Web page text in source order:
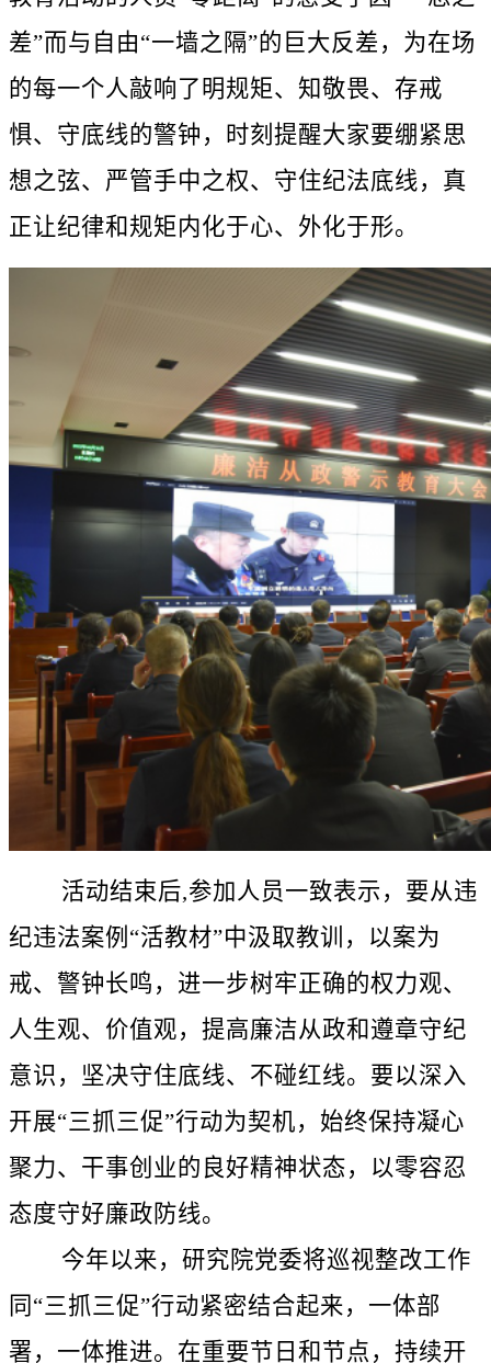
差”而与自由“一墙之隔”的巨大反差，为在场
的每一个人敲响了明规矩、知敬畏、存戒
惧、守底线的警钟，时刻提醒大家要绷紧思
想之弦、严管手中之权、守住纪法底线，真
正让纪律和规矩内化于心、外化于形。
活动结束后,参加人员一致表示，要从违
纪违法案例“活教材”中汲取教训，以案为
戒、警钟长鸣，进一步树牢正确的权力观、
人生观、价值观，提高廉洁从政和遵章守纪
意识，坚决守住底线、不碰红线。要以深入
开展“三抓三促”行动为契机，始终保持凝心
聚力、干事创业的良好精神状态，以零容忍
态度守好廉政防线。
今年以来，研究院党委将巡视整改工作
同“三抓三促”行动紧密结合起来，一体部
署，一体推进。在重要节日和节点，持续开